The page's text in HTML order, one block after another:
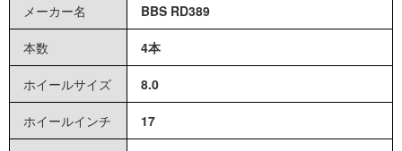
メーカー名 BBS RD389
本数 4本
ホイールサイズ 8.0
ホイールインチ 17